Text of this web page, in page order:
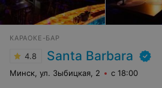
КАРАОКЕ-БАР
4.8 Santa Barbara
Минск, ул. Зыбицкая, 2 с 18:00